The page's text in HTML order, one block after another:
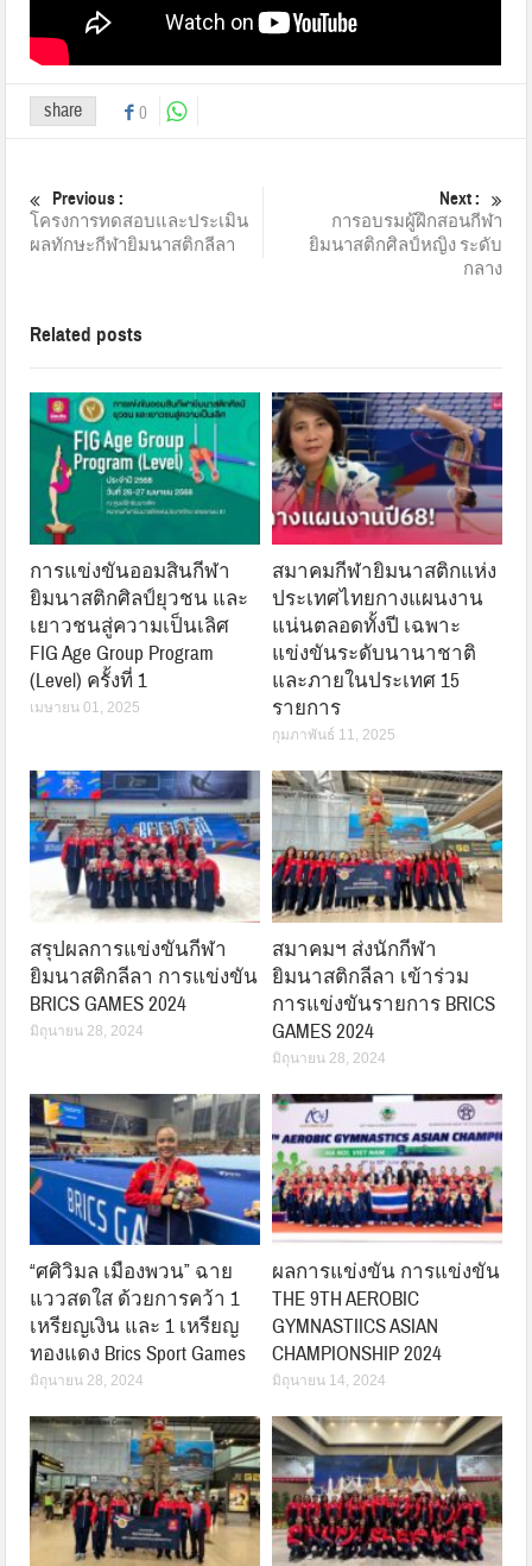
share 0
Previous :
โครงการทดสอบและประเมิน
ผลทักษะกีฬายิมนาสติกลีลา
Next :
การอบรมผู้ฝึกสอนกีฬา
ยิมนาสติกศิลป์หญิง ระดับ
กลาง
Related posts
การแข่งขันออมสินกีฬา
ยิมนาสติกศิลป์ยุวชน และ
เยาวชนสู่ความเป็นเลิศ
FIG Age Group Program
(Level) ครั้งที่ 1
เมษายน 01, 2025
สมาคมกีฬายิมนาสติกแห่ง
ประเทศไทยกางแผนงาน
แน่นตลอดทั้งปี เฉพาะ
แข่งขันระดับนานาชาติ
และภายในประเทศ 15
รายการ
กุมภาพันธ์ 11, 2025
สรุปผลการแข่งขันกีฬา
ยิมนาสติกลีลา การแข่งขัน
BRICS GAMES 2024
มิถุนายน 28, 2024
สมาคมฯ ส่งนักกีฬา
ยิมนาสติกลีลา เข้าร่วม
การแข่งขันรายการ BRICS
GAMES 2024
มิถุนายน 28, 2024
“ศศิวิมล เมืองพวน” ฉาย
แววสดใส ด้วยการคว้า 1
เหรียญเงิน และ 1 เหรียญ
ทองแดง Brics Sport Games
มิถุนายน 28, 2024
ผลการแข่งขัน การแข่งขัน
THE 9TH AEROBIC
GYMNASTIICS ASIAN
CHAMPIONSHIP 2024
มิถุนายน 14, 2024